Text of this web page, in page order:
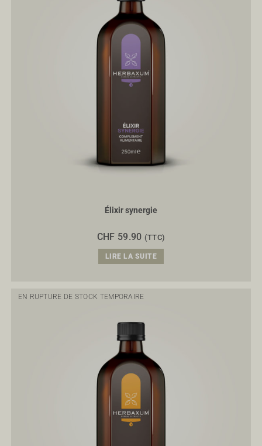
Élixir synergie
CHF 59.90 (TTC)
LIRE LA SUITE
EN RUPTURE DE STOCK TEMPORAIRE